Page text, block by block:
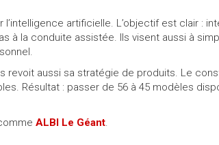
artificielle. L’objectif est clair :
à la conduite assistée. Ils visent aussi à
aussi sa stratégie de produits. Le
Résultat : passer de 56 à 45 modèles
ALBI Le Géant.